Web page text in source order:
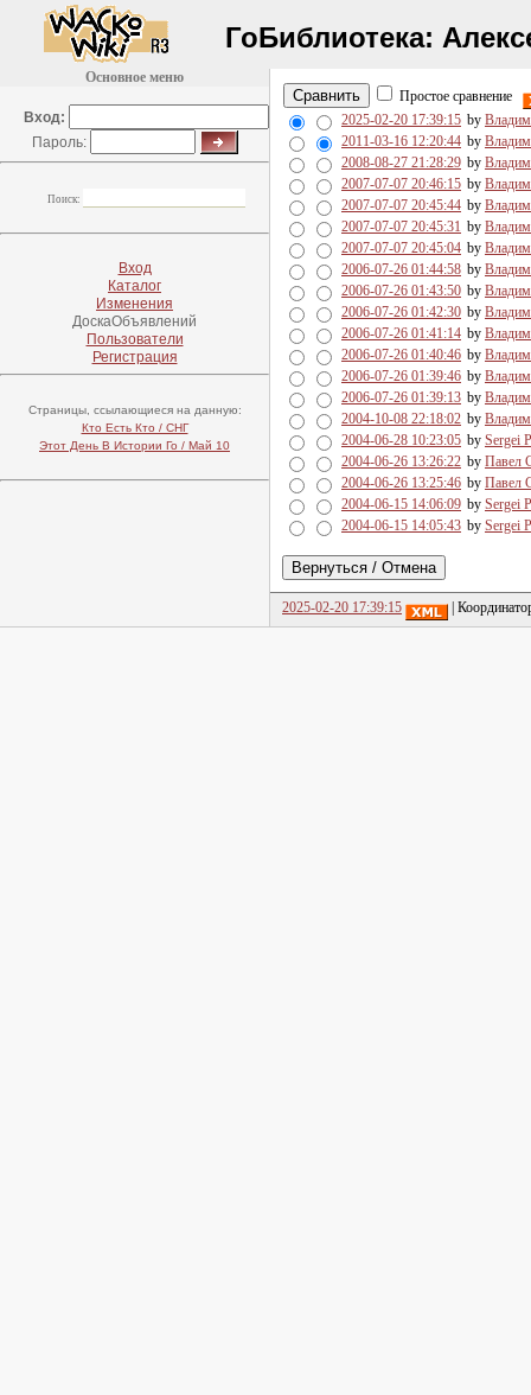
ГоБиблиотека:
Основное меню
Вход:
Пароль:
Поиск:
Вход
Каталог
Изменения
ДоскаОбъявлений
Пользователи
Регистрация
Страницы, ссылающиеся на данную:
Кто Есть Кто / СНГ
Этот День В Истории Го / Май 10
Простое сравнение
2025-02-20 17:39:15 by
2011-03-16 12:20:44 by
2008-08-27 21:28:29 by
2007-07-07 20:46:15 by
2007-07-07 20:45:44 by
2007-07-07 20:45:31 by
2007-07-07 20:45:04 by
2006-07-26 01:44:58 by
2006-07-26 01:43:50 by
2006-07-26 01:42:30 by
2006-07-26 01:41:14 by
2006-07-26 01:40:46 by
2006-07-26 01:39:46 by
2006-07-26 01:39:13 by
2004-10-08 22:18:02 by
2004-06-28 10:23:05 by Sergei
2004-06-26 13:26:22 by Павел
2004-06-26 13:25:46 by Павел
2004-06-15 14:06:09 by Sergei
2004-06-15 14:05:43 by Sergei
2025-02-20 17:39:15 |